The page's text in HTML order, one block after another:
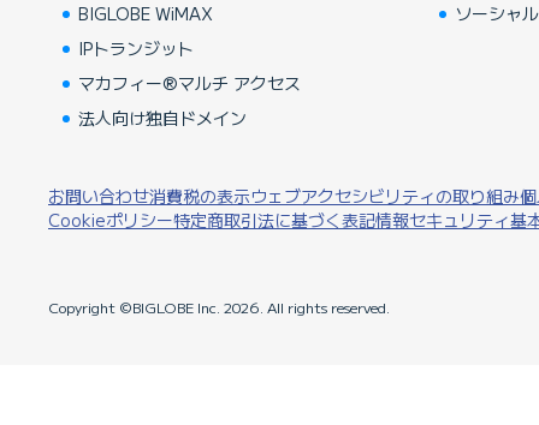
BIGLOBE WiMAX
IPトランジット
マカフィー®マルチ アクセス
法人向け独自ドメイン
ソーシャ
お問い合わせ消費税の表示ウェブアクセシビリティの取り組み
Cookieポリシー特定商取引法に基づく表記情報セキュリティ基
Copyright ©BIGLOBE Inc. 2026. All rights reserved.